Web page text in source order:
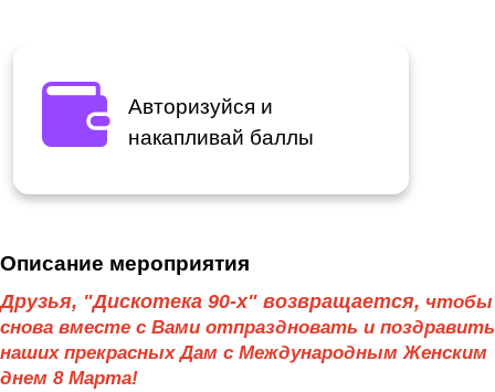
Авторизуйся и
накапливай баллы
Описание мероприятия
Друзья, "Дискотека 90-х" возвращается, чтобы
снова вместе с Вами отпраздновать и поздравить
наших прекрасных Дам с Международным Женским
днем 8 Марта!